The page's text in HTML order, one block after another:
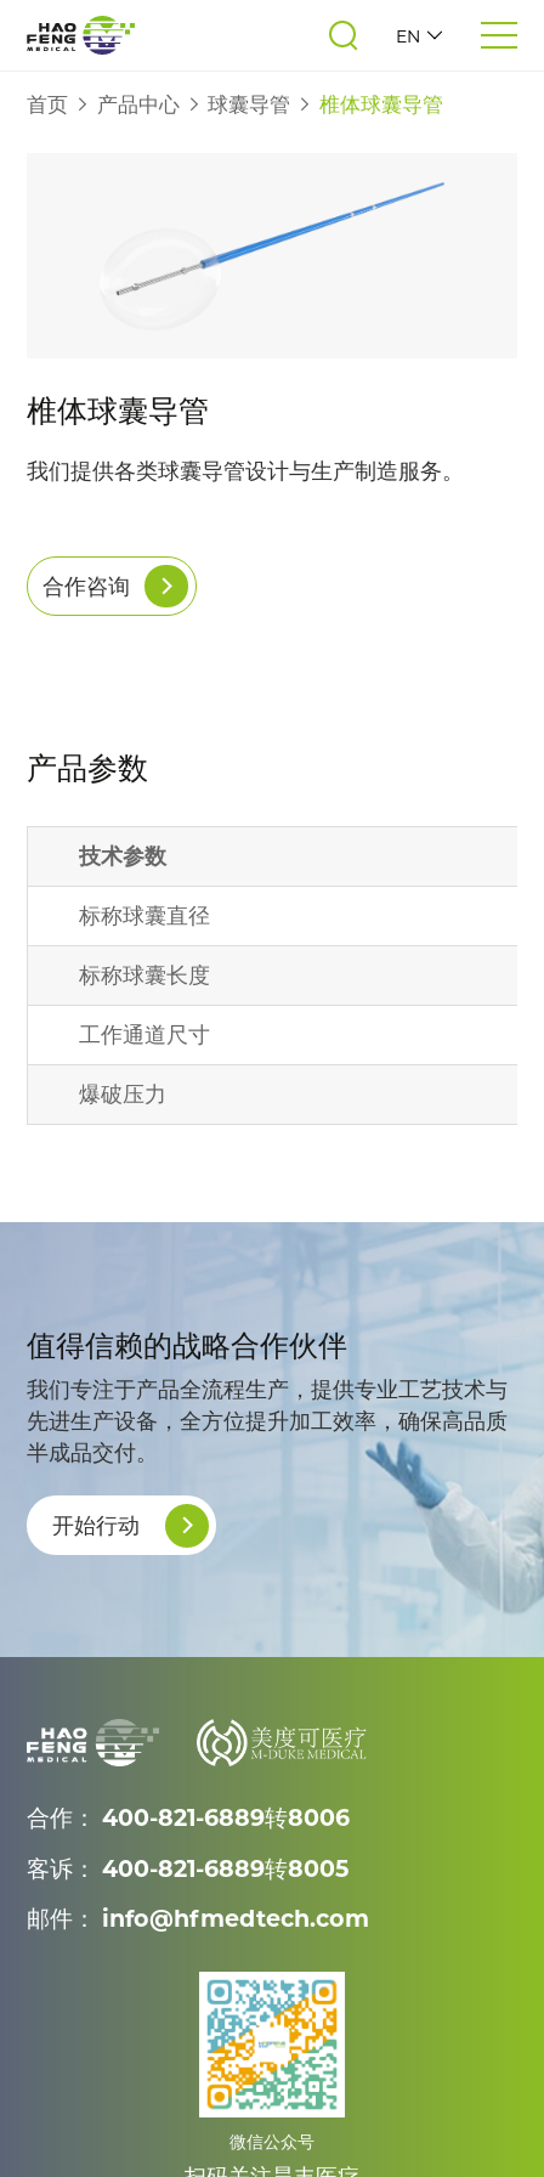
EN
首页 产品中心 球囊导管 椎体球囊导管
椎体球囊导管
我们提供各类球囊导管设计与生产制造服务​。
合作咨询
产品参数
技术参数
标称球囊直径
标称球囊长度
工作通道尺寸
爆破压力
值得信赖的战略合作伙伴
我们专注于产品全流程生产，提供专业工艺技术与
先进生产设备，全方位提升加工效率，确保高品质
半成品交付。
开始行动
合作： 400-821-6889转8006
客诉： 400-821-6889转8005
邮件： info@hfmedtech.com
微信公众号